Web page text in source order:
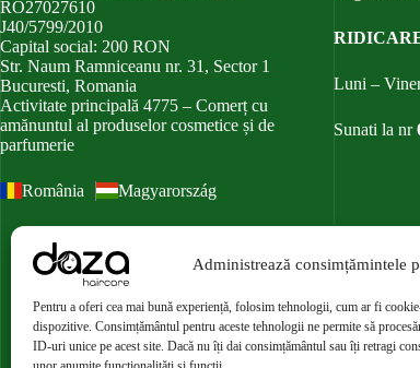
RO27027610
J40/5799/2010
Capital social: 200 RON
Str. Naum Ramniceanu nr. 31, Sector 1
Bucuresti, Romania
Activitate principală 4775 – Comerț cu
amănuntul al produselor cosmetice și de
parfumerie
România Magyarország
Luni –
Sunati la nr
Administrează consimțămintele
Pentru a oferi cea mai bună experiență, folosim tehnologii, cum ar fi
dispozitive. Consimțământul pentru aceste tehnologii ne permite să
ID-uri unice pe acest site. Dacă nu îți dai consimțământul sau îți retragi